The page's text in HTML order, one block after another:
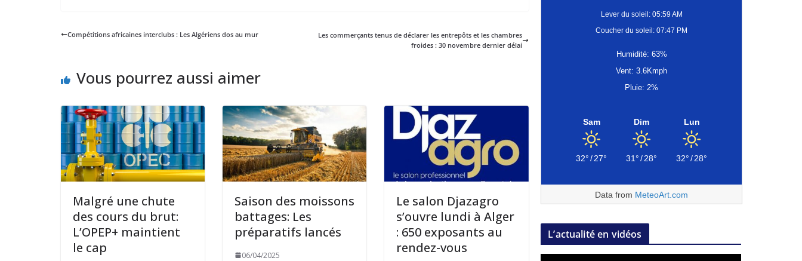
Compétitions africaines interclubs : Les Algériens dos au mur
Les commerçants tenus de déclarer les entrepôts et les chambres
froides : 30 novembre dernier délai
Vous pourrez aussi aimer
Malgré une chute
des cours du brut:
L’OPEP+ maintient
le cap
Saison des moissons
battages: Les
préparatifs lancés
06/04/2025
Le salon Djazagro
s’ouvre lundi à Alger
: 650 exposants au
rendez-vous
Lever du soleil: 05:59 AM
Coucher du soleil: 07:47 PM
Humidité: 63%
Vent: 3.6Kmph
Pluie: 2%
Sam
32°/27°
Dim
31°/28°
Lun
32°/28°
Data from MeteoArt.com
L’actualité en vidéos